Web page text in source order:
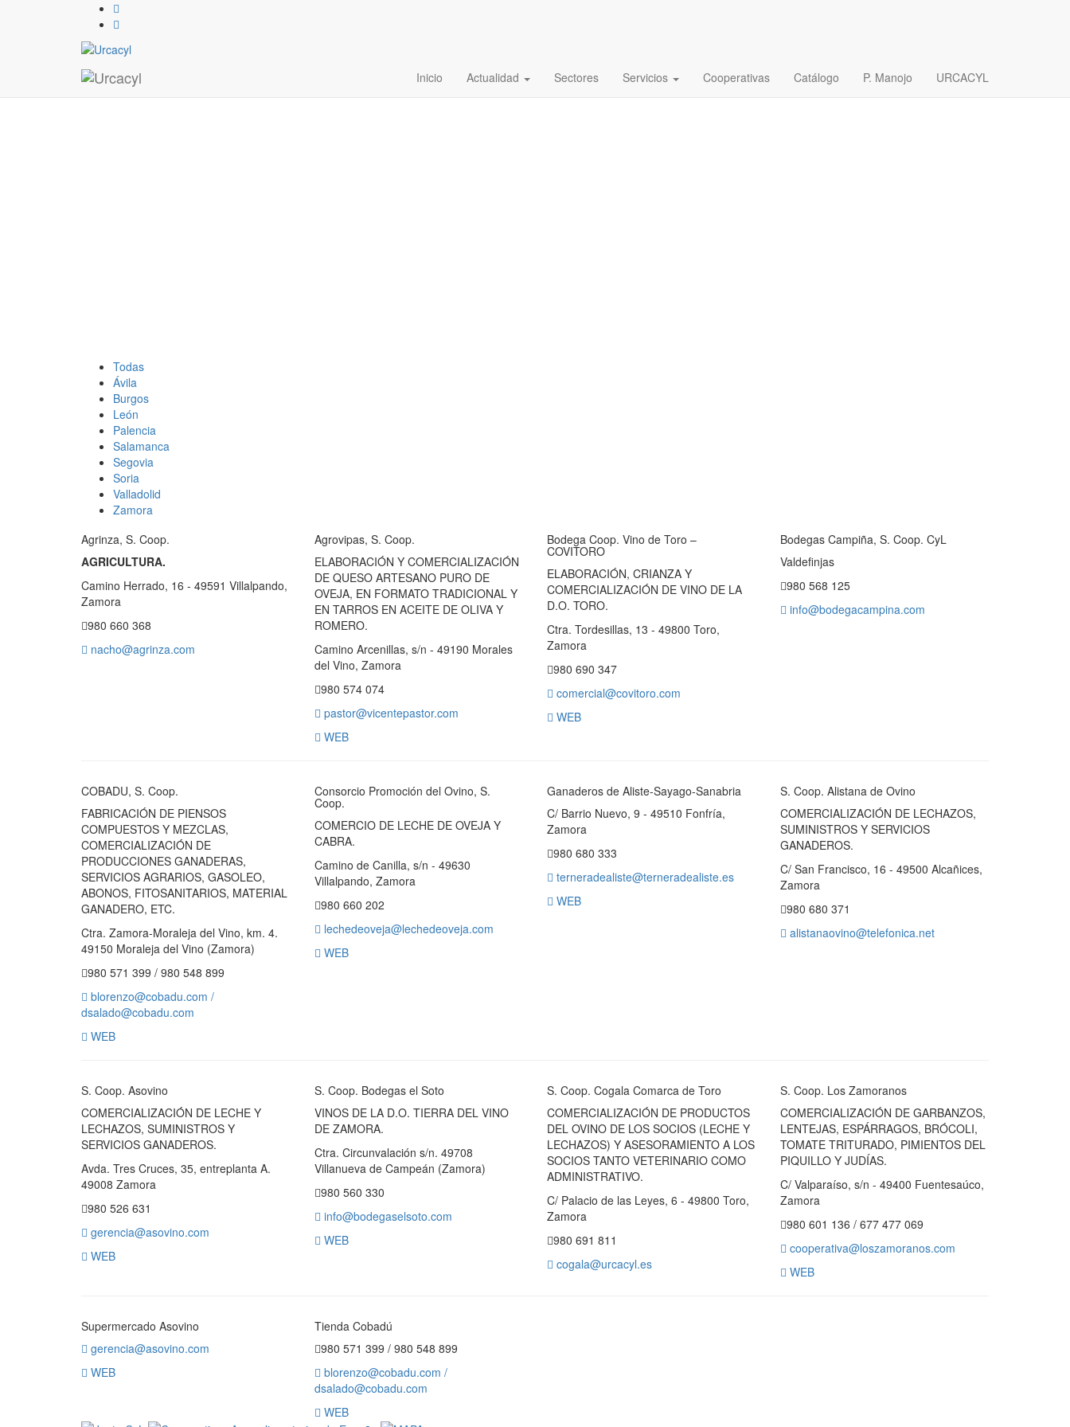
Inicio Actualidad Sectores Servicios Cooperativas Catálogo P. Manojo URCACYL
Todas
Ávila
Burgos
León
Palencia
Salamanca
Segovia
Soria
Valladolid
Zamora
Agrinza, S. Coop.
AGRICULTURA.
Camino Herrado, 16 - 49591 Villalpando,
Zamora
980 660 368
nacho@agrinza.com
Agrovipas, S. Coop.
ELABORACIÓN Y COMERCIALIZACIÓN
DE QUESO ARTESANO PURO DE
OVEJA, EN FORMATO TRADICIONAL Y
EN TARROS EN ACEITE DE OLIVA Y
ROMERO.
Camino Arcenillas, s/n - 49190 Morales
del Vino, Zamora
980 574 074
pastor@vicentepastor.com
WEB
Bodega Coop. Vino de Toro –
COVITORO
ELABORACIÓN, CRIANZA Y
COMERCIALIZACIÓN DE VINO DE LA
D.O. TORO.
Ctra. Tordesillas, 13 - 49800 Toro,
Zamora
980 690 347
comercial@covitoro.com
WEB
Bodegas Campiña, S. Coop. CyL
Valdefinjas
980 568 125
info@bodegacampina.com
COBADU, S. Coop.
FABRICACIÓN DE PIENSOS
COMPUESTOS Y MEZCLAS,
COMERCIALIZACIÓN DE
PRODUCCIONES GANADERAS,
SERVICIOS AGRARIOS, GASOLEO,
ABONOS, FITOSANITARIOS, MATERIAL
GANADERO, ETC.
Ctra. Zamora-Moraleja del Vino, km. 4.
49150 Moraleja del Vino (Zamora)
980 571 399 / 980 548 899
blorenzo@cobadu.com /
dsalado@cobadu.com
WEB
Consorcio Promoción del Ovino, S.
Coop.
COMERCIO DE LECHE DE OVEJA Y
CABRA.
Camino de Canilla, s/n - 49630
Villalpando, Zamora
980 660 202
lechedeoveja@lechedeoveja.com
WEB
Ganaderos de Aliste-Sayago-Sanabria
C/ Barrio Nuevo, 9 - 49510 Fonfría,
Zamora
980 680 333
terneradealiste@terneradealiste.es
WEB
S. Coop. Alistana de Ovino
COMERCIALIZACIÓN DE LECHAZOS,
SUMINISTROS Y SERVICIOS
GANADEROS.
C/ San Francisco, 16 - 49500 Alcañices,
Zamora
980 680 371
alistanaovino@telefonica.net
S. Coop. Asovino
COMERCIALIZACIÓN DE LECHE Y
LECHAZOS, SUMINISTROS Y
SERVICIOS GANADEROS.
Avda. Tres Cruces, 35, entreplanta A.
49008 Zamora
980 526 631
gerencia@asovino.com
WEB
S. Coop. Bodegas el Soto
VINOS DE LA D.O. TIERRA DEL VINO
DE ZAMORA.
Ctra. Circunvalación s/n. 49708
Villanueva de Campeán (Zamora)
980 560 330
info@bodegaselsoto.com
WEB
S. Coop. Cogala Comarca de Toro
COMERCIALIZACIÓN DE PRODUCTOS
DEL OVINO DE LOS SOCIOS (LECHE Y
LECHAZOS) Y ASESORAMIENTO A LOS
SOCIOS TANTO VETERINARIO COMO
ADMINISTRATIVO.
C/ Palacio de las Leyes, 6 - 49800 Toro,
Zamora
980 691 811
cogala@urcacyl.es
S. Coop. Los Zamoranos
COMERCIALIZACIÓN DE GARBANZOS,
LENTEJAS, ESPÁRRAGOS, BRÓCOLI,
TOMATE TRITURADO, PIMIENTOS DEL
PIQUILLO Y JUDÍAS.
C/ Valparaíso, s/n - 49400 Fuentesaúco,
Zamora
980 601 136 / 677 477 069
cooperativa@loszamoranos.com
WEB
Supermercado Asovino
gerencia@asovino.com
WEB
Tienda Cobadú
980 571 399 / 980 548 899
blorenzo@cobadu.com /
dsalado@cobadu.com
WEB